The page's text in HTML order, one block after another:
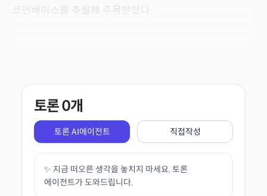
코인베이스를 추월해 주목받았다.
토론0개
토론 AI에이전트 직접작성
✨ 지금 떠오른 생각을 놓치지 마세요. 토론
에이전트가 도와드립니다.